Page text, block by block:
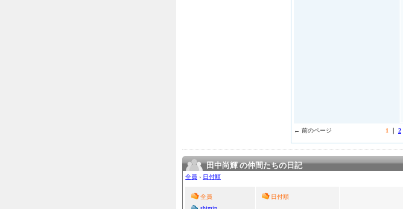
← 前のページ 1 2
田中尚輝 の仲間たちの日記
全員 › 日付順
全員
日付順